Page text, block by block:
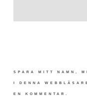
SPARA MITT NAMN,
I DENNA
EN KOMMENTAR.